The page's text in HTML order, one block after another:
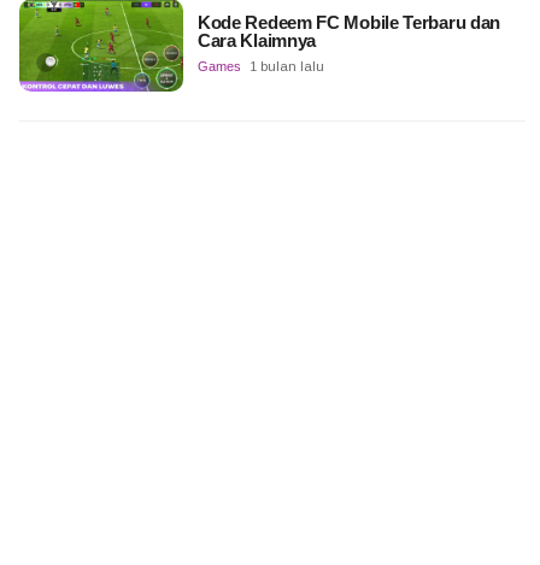
Kode Redeem FC Mobile Terbaru dan
Cara Klaimnya
Games 1 bulan lalu